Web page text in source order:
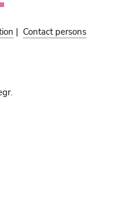
| Contact persons